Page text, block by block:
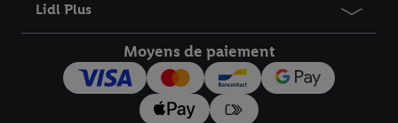
Lidl Plus
Moyens de paiement